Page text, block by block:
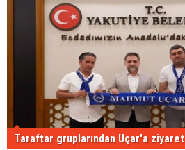
Taraftar gruplarından Uçar'a ziyaret